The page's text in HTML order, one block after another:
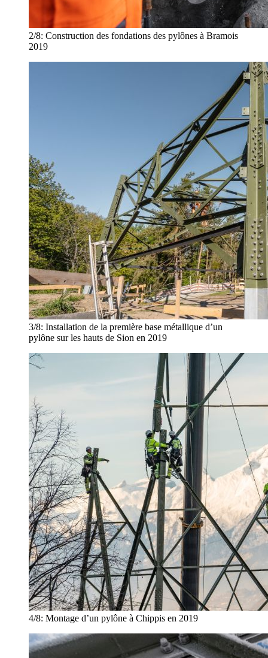
2/8: Construction des fondations des pylônes à Bramois
2019
3/8: Installation de la première base métallique d’un
pylône sur les hauts de Sion en 2019
4/8: Montage d’un pylône à Chippis en 2019